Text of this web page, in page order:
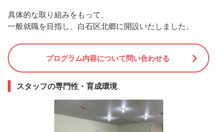
具体的な取り組みをもって、
一般就職を目指し、白石区北郷に開設いたしました。
プログラム内容について問い合わせる
スタッフの専門性・育成環境